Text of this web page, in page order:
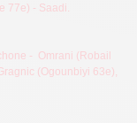
77e) - Saadi.
- Omrani (Robail
(Ogounbiyi 63e),